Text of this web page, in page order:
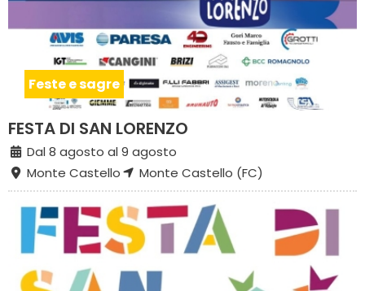
Feste e sagre
FESTA DI SAN LORENZO
Dal 8 agosto al 9 agosto
Monte Castello
Monte Castello (FC)